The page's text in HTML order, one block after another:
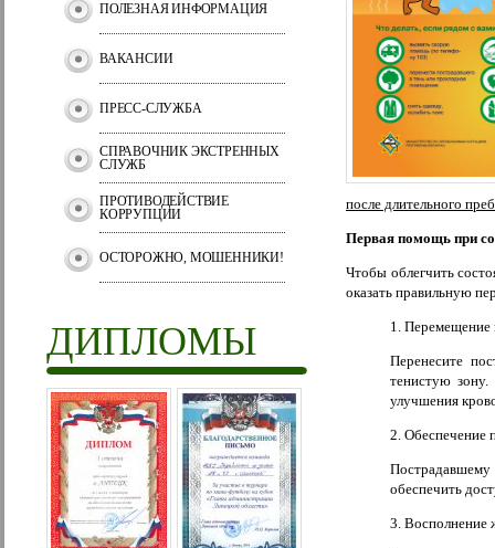
ПОЛЕЗНАЯ ИНФОРМАЦИЯ
ВАКАНСИИ
ПРЕСС-СЛУЖБА
СПРАВОЧНИК ЭКСТРЕННЫХ
СЛУЖБ
ПРОТИВОДЕЙСТВИЕ
КОРРУПЦИИ
ОСТОРОЖНО, МОШЕННИКИ!
ДИПЛОМЫ
после длительного
Первая помощь при
Чтобы облегчить
оказать правильную
1. Перемещение
Перенесите
тенистую
улучшения
2. Обеспечение
обеспечить
3. Восполнение